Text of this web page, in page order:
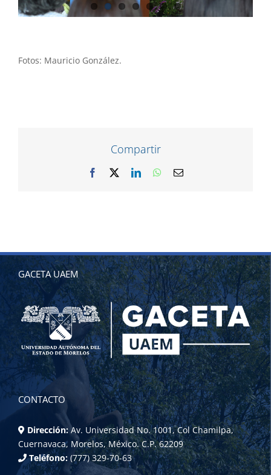
Fotos: Mauricio González.
Compartir
Facebook
X LinkedInWhatsApp
Correo
GACETA UAEM
CONTACTO
Dirección: Av. Universidad No. 1001, Col Chamilpa,
Cuernavaca, Morelos, México. C.P. 62209
Teléfono: (777) 329-70-63